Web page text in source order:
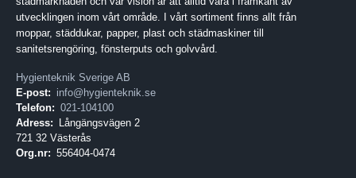
utvecklingen inom vårt område. I vårt sortiment finns allt från
moppar, städdukar, papper, plast och städmaskiner till
sanitetsrengöring, fönsterputs och golvvård.
Hygienteknik Sverige AB
E-post: info@hygienteknik.se
Telefon: 021-104100
Adress:
Långängsvägen 2
721 32 Västerås
Org.nr: 556404-0474